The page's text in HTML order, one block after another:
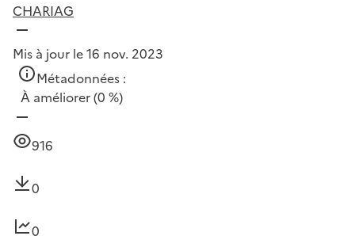
CHARIAG
Mis à jour le 16 nov. 2023
Métadonnées :
À améliorer(0 %)
916
0
0